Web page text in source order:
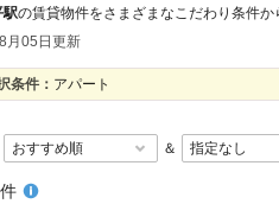
駅の賃貸物件をさまざまなこだわり条件か
月05日更新
条件： アパート
＆
件